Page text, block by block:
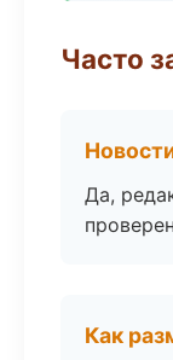
Часто
Да,
Как